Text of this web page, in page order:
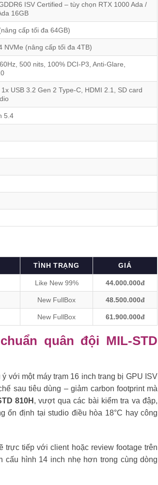
ISV Certified – tùy chọn RTX 1000 Ada /
16GB
cấp tối đa 64GB)
NVMe (nâng cấp tối đa 4TB)
500 nits, 100% DCI-P3, Anti-Glare,
USB 3.2 Gen 2 Type-C, HDMI 2.1, SD card
5.4
TÌNH TRẠNG GIÁ
Like New 99% 44.000.000đ
New FullBox 48.500.000đ
New FullBox 61.900.000đ
quân đội MIL-STD
với một máy trạm 16 inch trang bị GPU ISV
sau tiêu dùng – giảm carbon footprint mà
810H , vượt qua các bài kiểm tra va đập,
ổn định tại studio điều hòa 18°C hay công
trực tiếp với client hoặc review footage trên
cấu hình 14 inch nhẹ hơn trong cùng dòng